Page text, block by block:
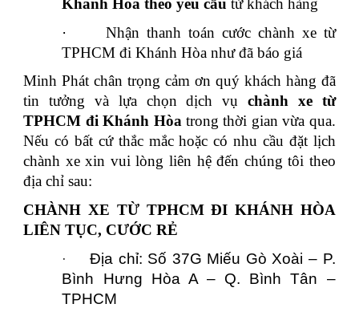
Khánh Hòa theo yêu cầutừ khách hàng
·
Nhận thanh toán cước chành xe từ
TPHCM đi Khánh Hòa như đã báo giá
Minh Phát chân trọng cảm ơn quý khách hàng đã
tin tưởng và lựa chọn dịch vụ chành xe từ
TPHCM đi Khánh Hòatrong thời gian vừa qua.
Nếu có bất cứ thắc mắc hoặc có nhu cầu đặt lịch
chành xe xin vui lòng liên hệ đến chúng tôi theo
địa chỉ sau:
CHÀNH XE TỪ TPHCM ĐI KHÁNH HÒA
LIÊN TỤC, CƯỚC RẺ
·
Địa chỉ: Số 37G Miếu Gò Xoài – P.
Bình Hưng Hòa A – Q. Bình Tân –
TPHCM